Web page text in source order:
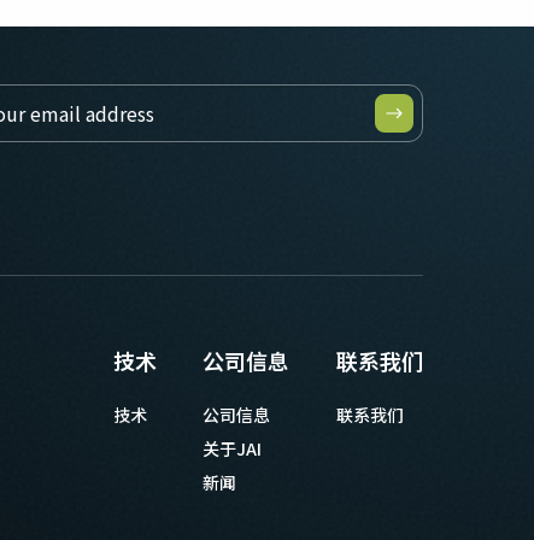
技术
技术
公司信息
公司信息
关于JAI
新闻
联系我们
联系我们